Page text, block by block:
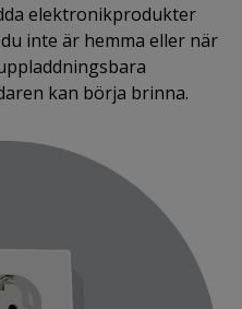
elektronikprodukter
inte är hemma eller när
kan börja brinna.